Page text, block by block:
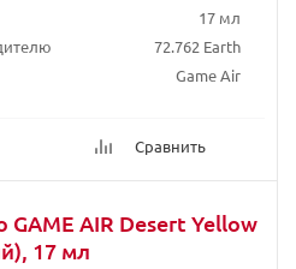
17 мл
72.762 Earth
Game Air
Сравнить
GAME AIR Desert Yellow
17 мл